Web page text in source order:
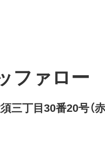
ファロー
丁目30番20号（